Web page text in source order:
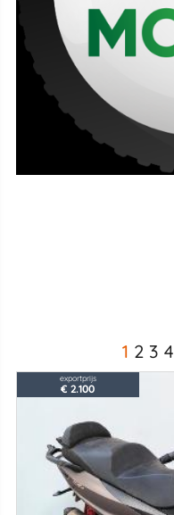
1 2 3 4
exportprijs
€ 2.100